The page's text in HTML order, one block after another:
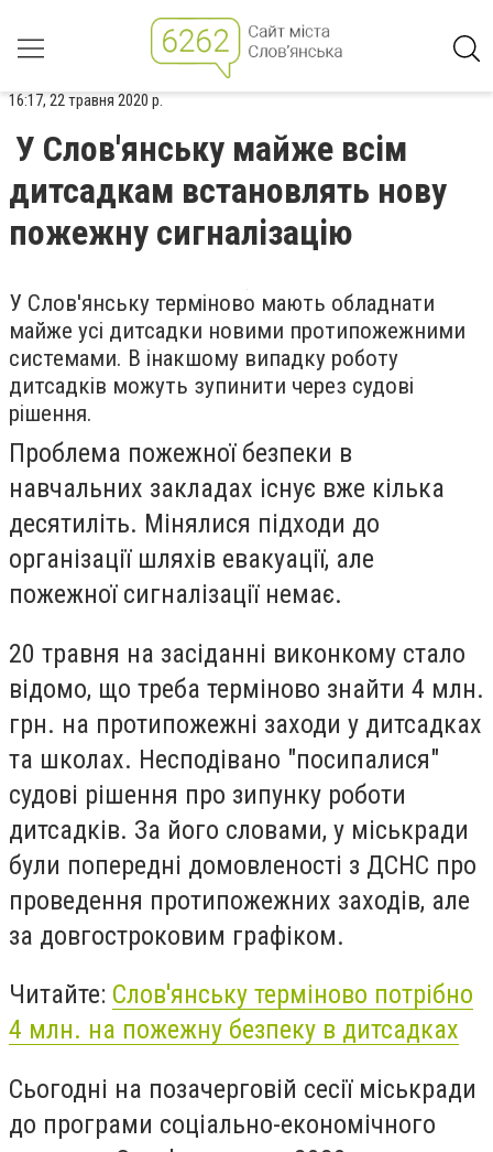
16:17, 22 травня 2020 р.
У Слов'янську майже всім
дитсадкам встановлять нову
пожежну сигналізацію
У Слов'янську терміново мають обладнати
майже усі дитсадки новими протипожежними
системами. В інакшому випадку роботу
дитсадків можуть зупинити через судові
рішення.
Проблема пожежної безпеки в
навчальних закладах існує вже кілька
десятиліть. Мінялися підходи до
організації шляхів евакуації, але
пожежної сигналізації немає.
20 травня на засіданні виконкому стало
відомо, що треба терміново знайти 4 млн.
грн. на протипожежні заходи у дитсадках
та школах. Несподівано "посипалися"
судові рішення про зипунку роботи
дитсадків. За його словами, у міськради
були попередні домовленості з ДСНС про
проведення протипожежних заходів, але
за довгостроковим графіком.
Читайте: Слов'янську терміново потрібно
4 млн. на пожежну безпеку в дитсадках
Сьогодні на позачерговій сесії міськради
до програми соціально-економічного